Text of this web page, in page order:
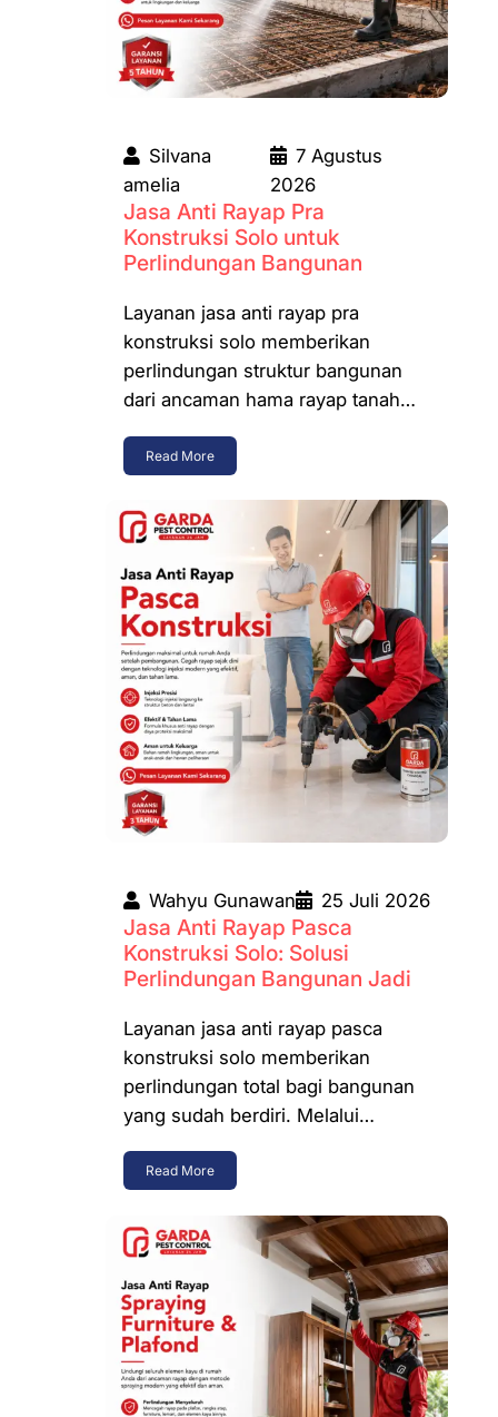
Silvana
amelia
7 Agustus
2026
Jasa Anti Rayap Pra
Konstruksi Solo untuk
Perlindungan Bangunan
Layanan jasa anti rayap pra
konstruksi solo memberikan
perlindungan struktur bangunan
dari ancaman hama rayap tanah…
Read More
Wahyu Gunawan 25 Juli 2026
Jasa Anti Rayap Pasca
Konstruksi Solo: Solusi
Perlindungan Bangunan Jadi
Layanan jasa anti rayap pasca
konstruksi solo memberikan
perlindungan total bagi bangunan
yang sudah berdiri. Melalui…
Read More